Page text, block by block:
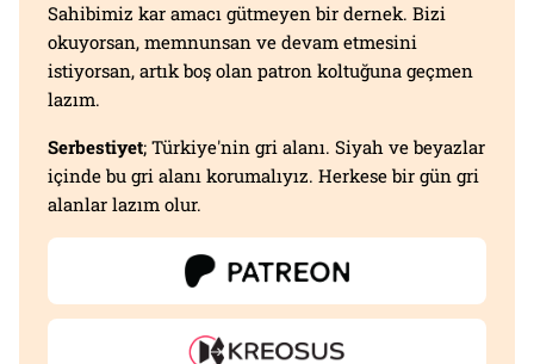
Sahibimiz kar amacı gütmeyen bir dernek. Bizi
okuyorsan, memnunsan ve devam etmesini
istiyorsan, artık boş olan patron koltuğuna geçmen
lazım.
Serbestiyet; Türkiye'nin gri alanı. Siyah ve beyazlar
içinde bu gri alanı korumalıyız. Herkese bir gün gri
alanlar lazım olur.